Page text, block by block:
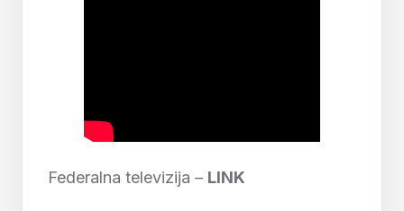
Federalna televizija – LINK